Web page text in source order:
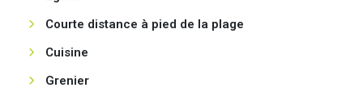
Courte distance à pied de la plage
Cuisine
Grenier